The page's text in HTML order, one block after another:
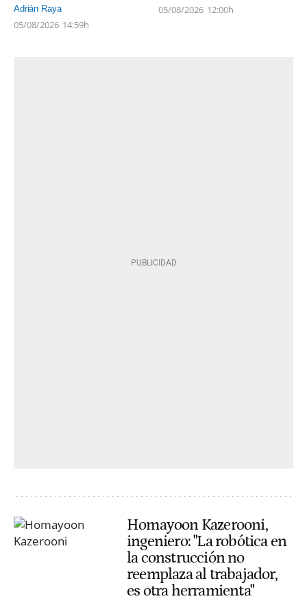
Adrián Raya
05/08/2026 14:59h
05/08/2026 12:00h
Homayoon Kazerooni,
ingeniero: "La robótica en
la construcción no
reemplaza al trabajador,
es otra herramienta"